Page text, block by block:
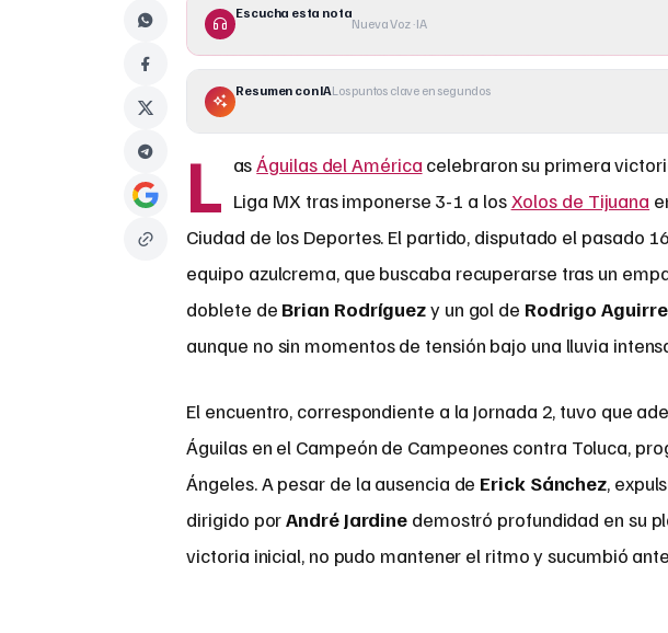
Escucha esta nota
Nueva Voz · IA
Resumen con IALos puntos clave en segundos
L asÁguilas del América celebraron su primera
Liga MX tras imponerse 3-1 a los Xolos de Tijuana
Ciudad de los Deportes. El partido, disputado el pasado
equipo azulcrema, que buscaba recuperarse tras un
doblete de Brian Rodríguezy un gol de Rodrigo Aguirre
aunque no sin momentos de tensión bajo una lluvia
El encuentro, correspondiente a la Jornada 2, tuvo que
Águilas en el Campeón de Campeones contra Toluca,
Ángeles. A pesar de la ausencia de Erick Sánchez,
dirigido porAndré Jardine demostró profundidad en su
victoria inicial, no pudo mantener el ritmo y sucumbió